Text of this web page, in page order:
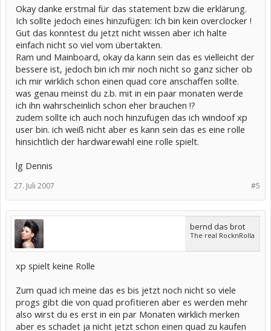
cl5 @ddr1200
Das ganze macht unterm Strich ne menge Mehrleistung für einen
Sehr geringen Aufpreis
Okay danke erstmal für das statement bzw die erklärung.
Ich sollte jedoch eines hinzufügen: Ich bin kein overclocker !
Gut das konntest du jetzt nicht wissen aber ich halte
einfach nicht so viel vom übertakten.
Ram und Mainboard, okay da kann sein das es vielleicht der
bessere ist, jedoch bin ich mir noch nicht so ganz sicher ob
ich mir wirklich schon einen quad core anschaffen sollte.
was genau meinst du z.b. mit in ein paar monaten werde
ich ihn wahrscheinlich schon eher brauchen !?
zudem sollte ich auch noch hinzufügen das ich windoof xp
user bin. ich weiß nicht aber es kann sein das es eine rolle
hinsichtlich der hardwarewahl eine rolle spielt.
lg Dennis
#5
27. Juli 2007
bernd das brot
The real RocknRolla
xp spielt keine Rolle
Zum quad ich meine das es bis jetzt noch nicht so viele
progs gibt die von quad profitieren aber es werden mehr
also wirst du es erst in ein par Monaten wirklich merken
aber es schadet ja nicht jetzt schon einen quad zu kaufen